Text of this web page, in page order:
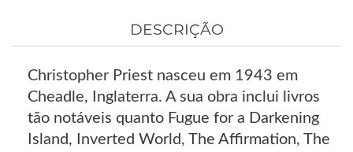
DESCRIÇÃO
Christopher Priest nasceu em 1943 em
Cheadle, Inglaterra. A sua obra inclui livros
tão notáveis quanto Fugue for a Darkening
Island, Inverted World, The Affirmation, The